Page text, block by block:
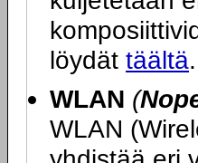
löydät täältä.
WLAN (
WLAN